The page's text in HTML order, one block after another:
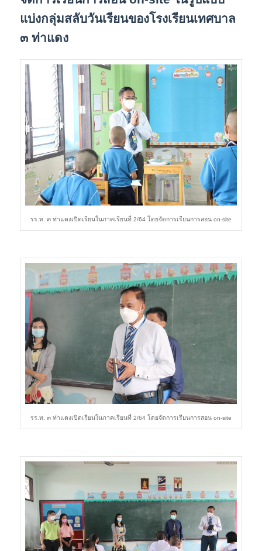
แบ่งกลุ่มสลับวันเรียนของโรงเรียนเทศบาล
๓ ท่าแดง
รร.ท. ๓ ท่าแดงเปิดเรียนในภาคเรียนที่ 2/64 โดยจัดการเรียนการสอน on-site
รร.ท. ๓ ท่าแดงเปิดเรียนในภาคเรียนที่ 2/64 โดยจัดการเรียนการสอน on-site